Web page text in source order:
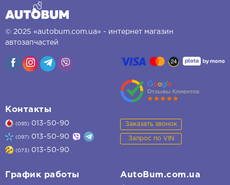
© 2025 «autobum.com.ua» - интернет магазин
автозапчастей
Контакты
(095) 013-50-90
(097) 013-50-90
(073) 013-50-90
Заказать звонок
Запрос по VIN
График работы AutoBum.com.ua